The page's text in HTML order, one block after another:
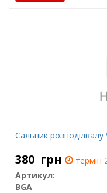
Сальник
380 грн
термін
Артикул:
BGA